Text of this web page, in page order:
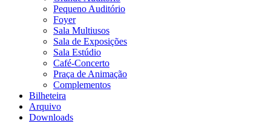
Pequeno Auditório
Foyer
Sala Multiusos
Sala de Exposições
Sala Estúdio
Café-Concerto
Praça de Animação
Complementos
Bilheteira
Arquivo
Downloads